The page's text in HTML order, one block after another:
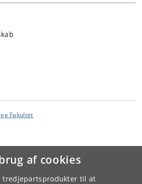
af cookies
tredjepartsprodukter til at
Fakultet